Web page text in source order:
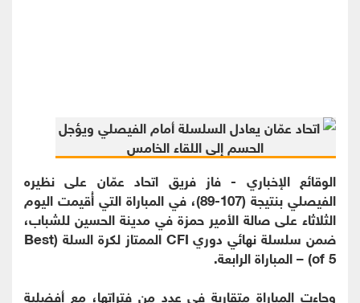
الوقائع الإخباري - فاز فريق اتحاد عمّان على نظيره
الفيصلي بنتيجة (107-89)، في المباراة التي أُقيمت اليوم
الثلاثاء على صالة الأمير حمزة في مدينة الحسين للشباب،
ضمن سلسلة نهائي دوري CFI الممتاز لكرة السلة (Best
of 5) – المباراة الرابعة.
وجاءت المباراة متقاربة في عدد من فتراتها، مع أفضلية